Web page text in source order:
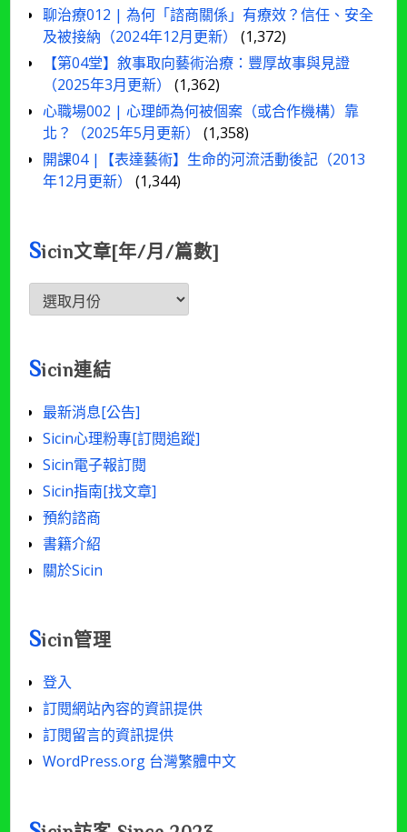
聊治療012 | 為何「諮商關係」有療效？信任、安全
及被接納（2024年12月更新）
(1,372)
【第04堂】敘事取向藝術治療：豐厚故事與見證
（2025年3月更新）
(1,362)
心職場002 | 心理師為何被個案（或合作機構）靠
北？（2025年5月更新）
(1,358)
開課04 |【表達藝術】生命的河流活動後記（2013
年12月更新）
(1,344)
Sicin文章[年/月/篇數]
Sicin
文
[年/
月/
數]
Sicin連結
最新消息[公告]
Sicin心理粉專[訂閱追蹤]
Sicin電子報訂閱
Sicin指南[找文章]
預約諮商
書籍介紹
關於Sicin
Sicin管理
登入
訂閱網站內容的資訊提供
訂閱留言的資訊提供
WordPress.org 台灣繁體中文